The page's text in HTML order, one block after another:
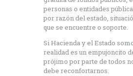
personas o entidades
por razón del estado,
que se encuentre o soporte.
Si Hacienda y el Estado
realidad es un empujoncito
prójimo por parte de todos
debe reconfortarnos.